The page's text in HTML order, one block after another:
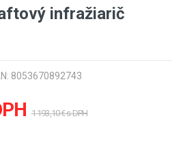
infražiarič
8053670892743
1 193,10 € s DPH